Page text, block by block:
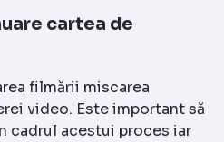
cartea de
filmării miscarea
video. Este important să
cadrul acestui proces iar